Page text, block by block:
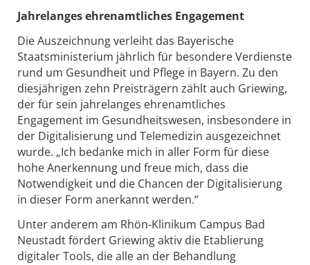
Jahrelanges ehrenamtliches Engagement
Die Auszeichnung verleiht das Bayerische
Staatsministerium jährlich für besondere Verdienste
rund um Gesundheit und Pflege in Bayern. Zu den
diesjährigen zehn Preisträgern zählt auch Griewing,
der für sein jahrelanges ehrenamtliches
Engagement im Gesundheitswesen, insbesondere in
der Digitalisierung und Telemedizin ausgezeichnet
wurde. „Ich bedanke mich in aller Form für diese
hohe Anerkennung und freue mich, dass die
Notwendigkeit und die Chancen der Digitalisierung
in dieser Form anerkannt werden.“
Unter anderem am Rhön-Klinikum Campus Bad
Neustadt fördert Griewing aktiv die Etablierung
digitaler Tools, die alle an der Behandlung